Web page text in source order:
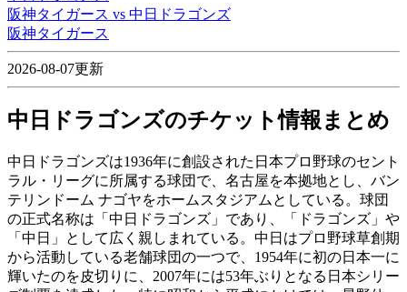
阪神タイガース vs 中日ドラゴンズ
阪神タイガース
2026-08-07更新
中日ドラゴンズのチケット情報まとめ
中日ドラゴンズは1936年に創設された日本プロ野球のセント
ラル・リーグに所属する球団で、名古屋を本拠地とし、バン
テリンドーム ナゴヤをホームスタジアムとしている。球団
の正式名称は「中日ドラゴンズ」であり、「ドラゴンズ」や
「中日」として広く親しまれている。中日はプロ野球草創期
から活動している老舗球団の一つで、1954年に初の日本一に
輝いたのを皮切りに、2007年には53年ぶりとなる日本シリー